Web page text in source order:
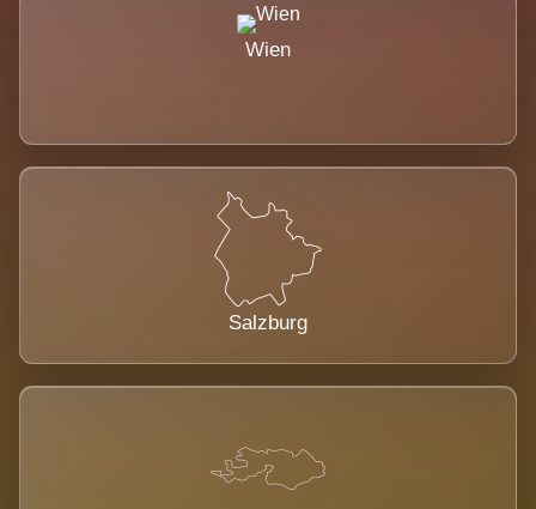
Wien
Salzburg